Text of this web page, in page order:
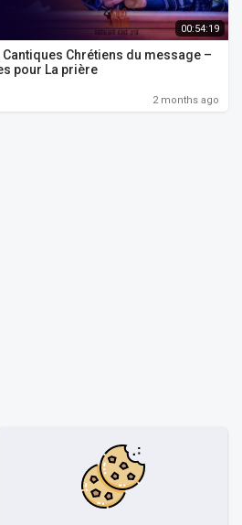
00:54:19
Cantiques Chrétiens du message –
Adoration 2026 Cantiques pour La prière
2 months ago